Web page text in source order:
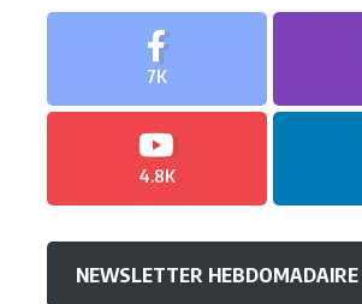
7K
4.8K
NEWSLETTER HEBDOMADAIRE